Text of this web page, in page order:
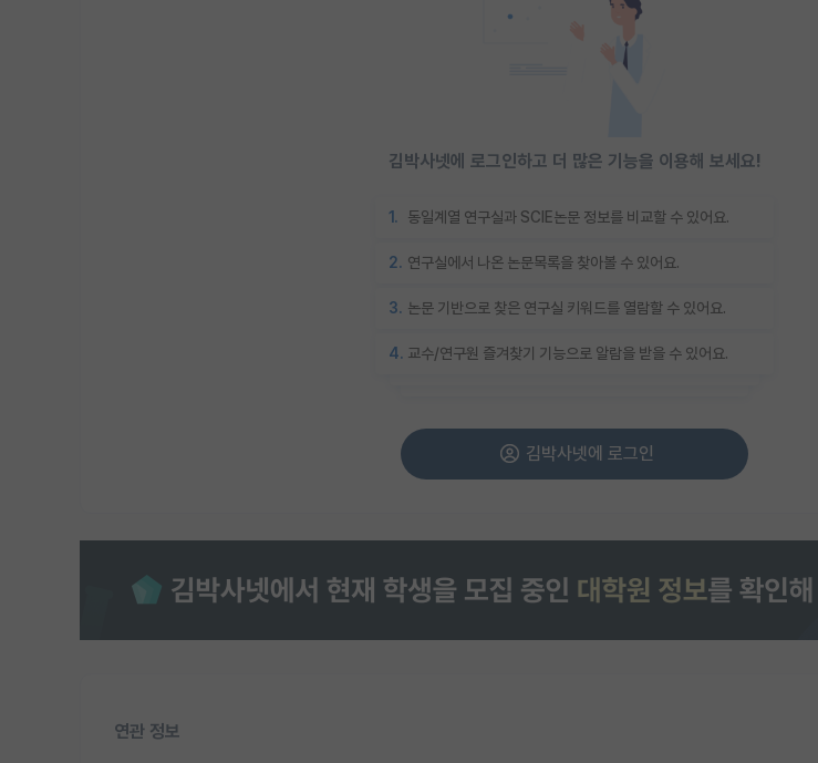
김박사넷에 로그인하고 더 많은 기능을 이용해 보세요!
1. 동일계열 연구실과 SCIE논문 정보를 비교할 수 있어요.
2. 연구실에서 나온 논문목록을 찾아볼 수 있어요.
3. 논문 기반으로 찾은 연구실 키워드를 열람할 수 있어요.
4. 교수/연구원 즐겨찾기 기능으로 알람을 받을 수 있어요.
김박사넷에 로그인
연관 정보